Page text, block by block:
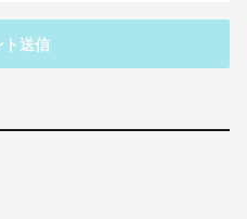
ト送信